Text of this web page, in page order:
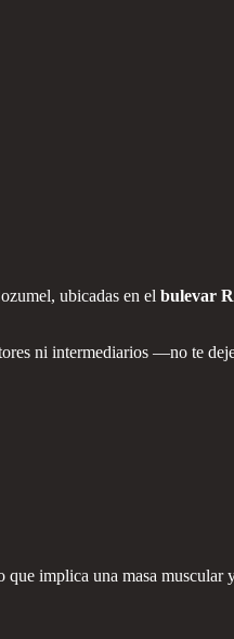
ubicadas en el bulevar
ni intermediarios —no te
que implica una masa